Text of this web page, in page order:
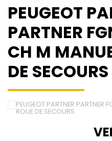
PEUGEOT
PARTNER
CH M
DE SECOURS